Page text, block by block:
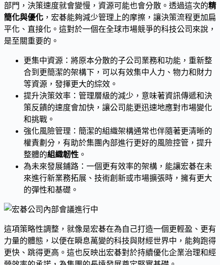
部門，決策速度就會變慢，資源可能也會分散。透過這次的精
簡化與優化 ，宏碁能夠減少管理上的摩擦，讓決策流程更加扁
平化、直接化。這對於一個在全球市場競爭的科技公司來說，
是至關重要的。
更集中資源：將原本分散的子公司業務和功能，重新整
合到更簡潔的架構下，可以有效集中人力、物力和財力
等資源，發揮更大的綜效。
提升決策效率：管理層級的減少，意味著資訊傳遞和決
策反饋的速度會加快，讓公司能更迅速地應對市場變化
和挑戰。
強化風險管理：簡潔的組織架構通常也伴隨著更清晰的
權責劃分，有助於集團內部進行更好的風險控管，提升
整體的組織韌性 。
為未來發展鋪路：一個更有效率的架構，能讓宏碁在未
來進行新業務拓展、技術創新或市場擴張時，擁有更大
的彈性和基礎。
這項策略性調整，就像是宏碁在為自己打造一個更輕盈、更有
力量的體態，以便在瞬息萬變的科技與財經世界中，能夠跑得
更快、跳得更高。這也反映出宏碁對於持續優化企業治理和經